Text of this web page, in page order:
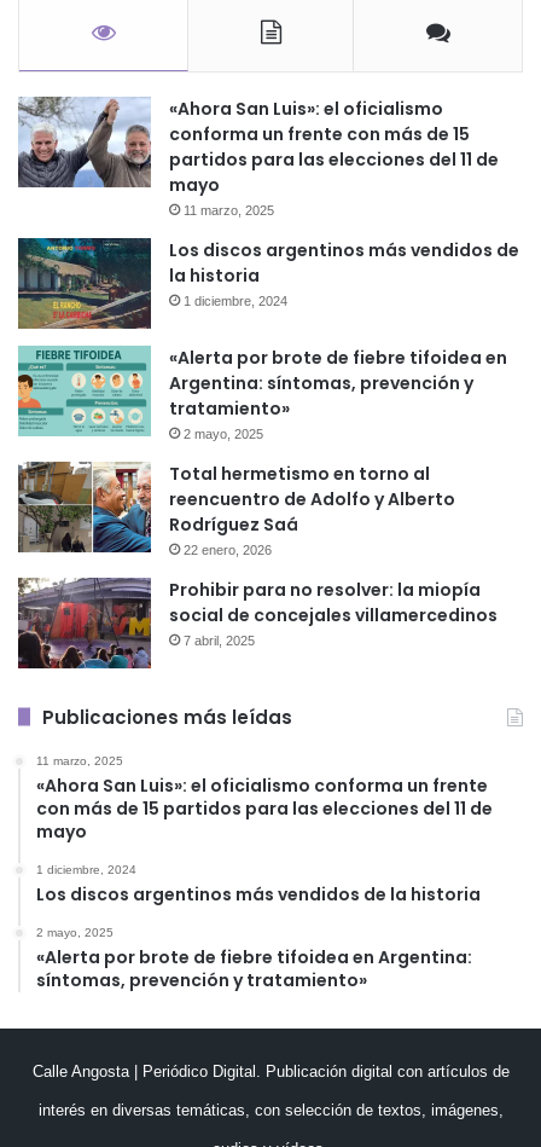
«Ahora San Luis»: el oficialismo
conforma un frente con más de 15
partidos para las elecciones del 11 de
mayo
11 marzo, 2025
Los discos argentinos más vendidos de
la historia
1 diciembre, 2024
«Alerta por brote de fiebre tifoidea en
Argentina: síntomas, prevención y
tratamiento»
2 mayo, 2025
Total hermetismo en torno al
reencuentro de Adolfo y Alberto
Rodríguez Saá
22 enero, 2026
Prohibir para no resolver: la miopía
social de concejales villamercedinos
7 abril, 2025
Publicaciones más leídas
11 marzo, 2025
«Ahora San Luis»: el oficialismo conforma un frente
con más de 15 partidos para las elecciones del 11 de
mayo
1 diciembre, 2024
Los discos argentinos más vendidos de la historia
2 mayo, 2025
«Alerta por brote de fiebre tifoidea en Argentina:
síntomas, prevención y tratamiento»
Calle Angosta | Periódico Digital. Publicación digital con artículos de
interés en diversas temáticas, con selección de textos, imágenes,